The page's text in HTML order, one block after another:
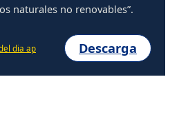
naturales no renovables”.
dia ap Descarga